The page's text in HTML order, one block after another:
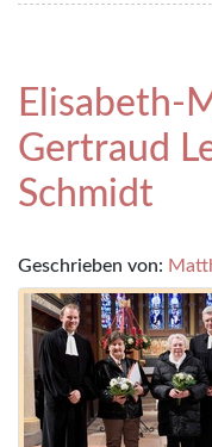
Elisabeth-
Gertraud
Schmidt
Geschrieben von: